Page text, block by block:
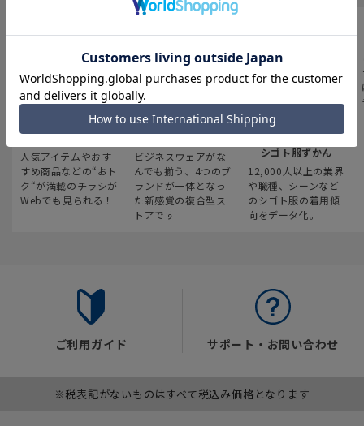
最新のお買い得情報
人気アイテムやおす
すめ商品などの“おト
ク“が満載のチラシが
Webでも見られる！
スーツスクエア
ビジネスウェアがな
んでも揃う、4つのブ
ランドが一体となっ
た新感覚の複合型ス
トアです
みんなの
シゴト服ずかん
12,000人以上の業界
や職種、シーンなど
のシゴト服の着用傾
向をデータ化。
ご利用ガイド サポート・お問い合わせ
※税表記がないものはすべて税込み価格となります